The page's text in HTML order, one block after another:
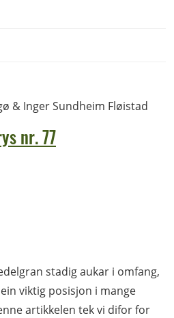
& Inger Sundheim Fløistad
nr. 77
stadig aukar i omfang,
viktig posisjon i mange
artikkelen tek vi difor for